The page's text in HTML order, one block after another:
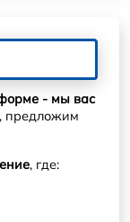
- мы вас
предложим
, где: